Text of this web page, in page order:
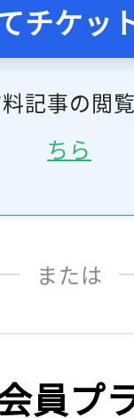
チケッ
料記事の閲
ちら
または
員プ